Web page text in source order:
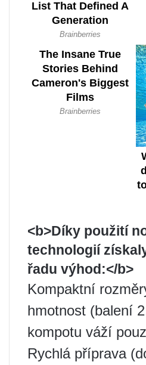
<b>Díky použití
technologií
řadu výhod:</b>
Kompaktní
hmotnost (balení
kompotu váží
Rychlá příprava